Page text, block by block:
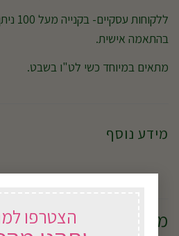
הצטרפו
בהתאמה אישית.
מתאים במיוחד כשי לט"ו בשבט.
מידע נוסף
מוצרים קשורים